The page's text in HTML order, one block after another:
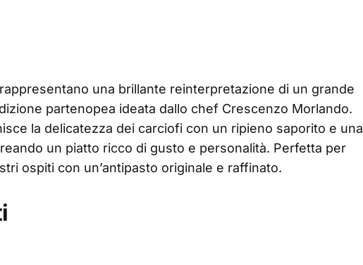
una brillante reinterpretazione di un grande
partenopea ideata dallo chef Crescenzo Morlando.
la delicatezza dei carciofi con un ripieno saporito e una
un piatto ricco di gusto e personalità. Perfetta per
ospiti con un’antipasto originale e raffinato.